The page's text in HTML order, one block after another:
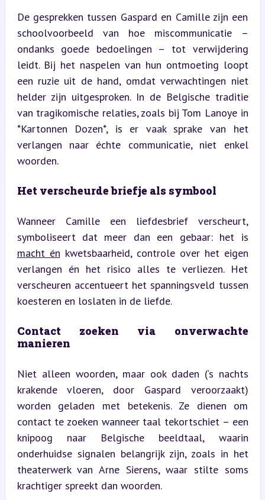
De gesprekken tussen Gaspard en Camille zijn een
schoolvoorbeeld van hoe miscommunicatie –
ondanks goede bedoelingen – tot verwijdering
leidt. Bij het naspelen van hun ontmoeting loopt
een ruzie uit de hand, omdat verwachtingen niet
helder zijn uitgesproken. In de Belgische traditie
van tragikomische relaties, zoals bij Tom Lanoye in
*Kartonnen Dozen*, is er vaak sprake van het
verlangen naar échte communicatie, niet enkel
woorden.
Het verscheurde briefje als symbool
Wanneer Camille een liefdesbrief verscheurt,
macht én kwetsbaarheid, controle over het eigen
verlangen én het risico alles te verliezen. Het
verscheuren accentueert het spanningsveld tussen
koesteren en loslaten in de liefde.
Contact zoeken via onverwachte
manieren
Niet alleen woorden, maar ook daden (‘s nachts
krakende vloeren, door Gaspard veroorzaakt)
worden geladen met betekenis. Ze dienen om
contact te zoeken wanneer taal tekortschiet – een
knipoog naar Belgische beeldtaal, waarin
onderhuidse signalen belangrijk zijn, zoals in het
theaterwerk van Arne Sierens, waar stilte soms
krachtiger spreekt dan woorden.